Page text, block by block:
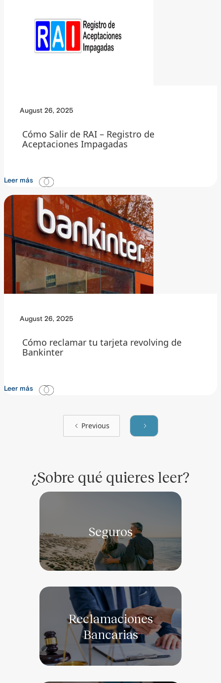
August 26, 2025
Cómo Salir de RAI – Registro de
Aceptaciones Impagadas
Leer más
August 26, 2025
Cómo reclamar tu tarjeta revolving de
Bankinter
Leer más
Previous
¿Sobre qué quieres leer?
Seguros
Reclamaciones
Bancarias